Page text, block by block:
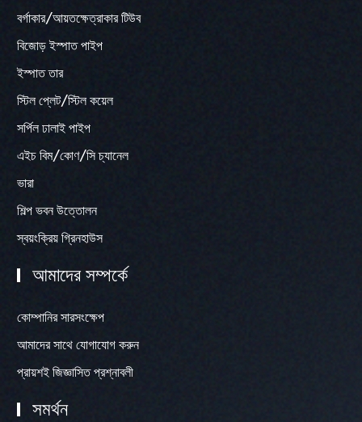
বর্গাকার/আয়তক্ষেত্রাকার টিউব
বিজোড় ইস্পাত পাইপ
ইস্পাত তার
স্টিল প্লেট/স্টিল কয়েল
সর্পিল ঢালাই পাইপ
এইচ বিম/কোণ/সি চ্যানেল
ভারা
শিল্প ভবন উত্তোলন
স্বয়ংক্রিয় গ্রিনহাউস
আমাদের সম্পর্কে
কোম্পানির সারসংক্ষেপ
আমাদের সাথে যোগাযোগ করুন
প্রায়শই জিজ্ঞাসিত প্রশ্নাবলী
সমর্থন